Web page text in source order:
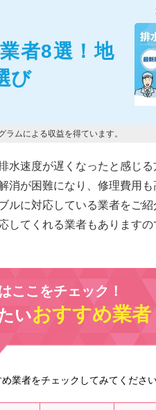
者8選！地
び
ムによる収益を得ています。
水速度が遅くなったと感じ
が困難になり、修理費用も
に対応している業者をご
してくれる業者もあります
ここをチェック！
いおすすめ業者
業者をチェックしてみてください